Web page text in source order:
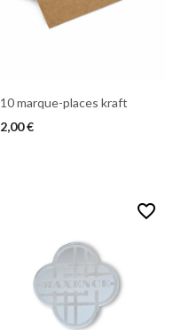
10 marque-places kraft
2,00 €
favorite_border